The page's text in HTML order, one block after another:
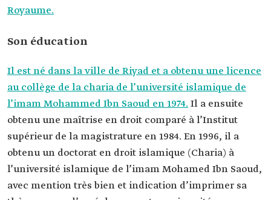
Doctorat en droit islamique (Charia).
Royaume.
Son éducation
Il est né dans la ville de Riyad et a obtenu une licence
au collège de la charia de l’université islamique de
l’imam Mohammed Ibn Saoud en 1974.Il a ensuite
obtenu une maîtrise en droit comparé à l’Institut
supérieur de la magistrature en 1984. En 1996, il a
obtenu un doctorat en droit islamique (Charia) à
l’université islamique de l’imam Mohamed Ibn Saoud,
avec mention très bien et indication d’imprimer sa